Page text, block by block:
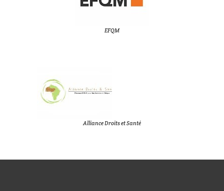
EFQM
Alliance Droits et Santé